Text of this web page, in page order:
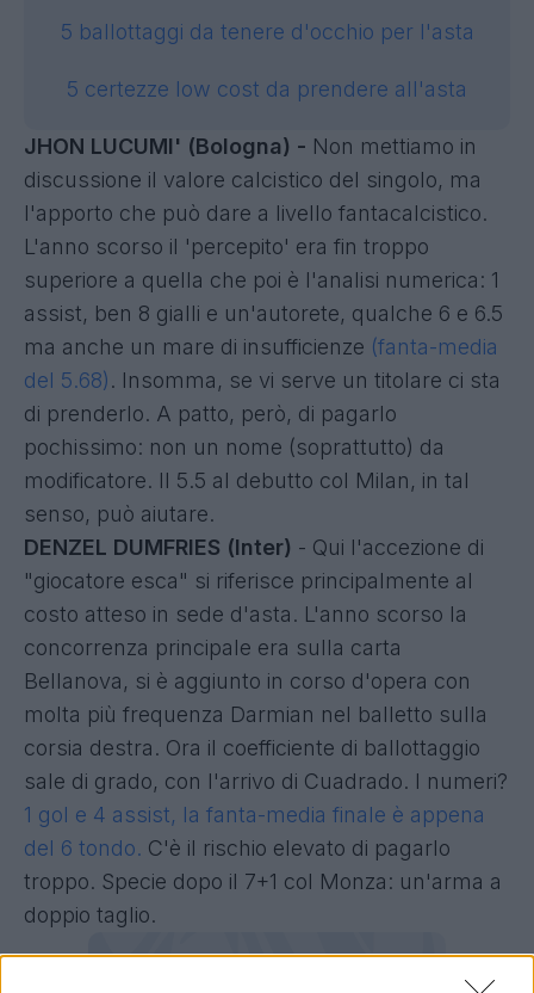
5 ballottaggi da tenere d'occhio per l'asta
5 certezze low cost da prendere all'asta
JHON LUCUMI' (Bologna) - Non mettiamo in
discussione il valore calcistico del singolo, ma
l'apporto che può dare a livello fantacalcistico.
L'anno scorso il 'percepito' era fin troppo
superiore a quella che poi è l'analisi numerica: 1
assist, ben 8 gialli e un'autorete, qualche 6 e 6.5
ma anche un mare di insufficienze (fanta-media
del 5.68). Insomma, se vi serve un titolare ci sta
di prenderlo. A patto, però, di pagarlo
pochissimo: non un nome (soprattutto) da
modificatore. Il 5.5 al debutto col Milan, in tal
senso, può aiutare.
DENZEL DUMFRIES (Inter) - Qui l'accezione di
"giocatore esca" si riferisce principalmente al
costo atteso in sede d'asta. L'anno scorso la
concorrenza principale era sulla carta
Bellanova, si è aggiunto in corso d'opera con
molta più frequenza Darmian nel balletto sulla
corsia destra. Ora il coefficiente di ballottaggio
sale di grado, con l'arrivo di Cuadrado. I numeri?
1 gol e 4 assist, la fanta-media finale è appena
del 6 tondo. C'è il rischio elevato di pagarlo
troppo. Specie dopo il 7+1 col Monza: un'arma a
doppio taglio.